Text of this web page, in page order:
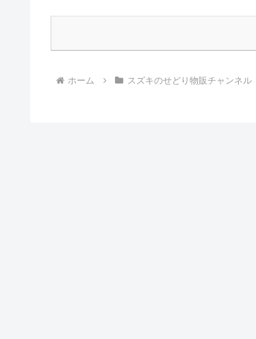
ホーム スズキのせどり物販チャンネル